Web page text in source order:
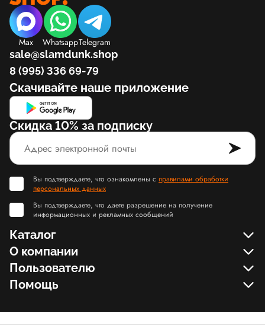
Max WhatsappTelegram
sale@slamdunk.shop
8 (995) 336 69-79
Скачивайте наше приложение
Скидка 10% за подписку
Вы подтверждаете, что ознакомлены с правилами обработки
персональных данных
Вы подтверждаете, что даете разрешение на получение
информационных и рекламных сообщений
Каталог
О компании
Пользователю
Помощь